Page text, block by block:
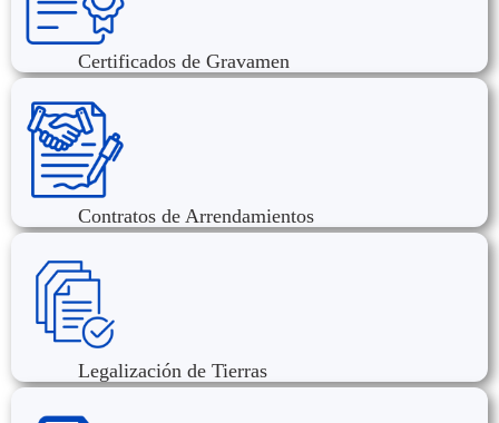
Certificados de Gravamen
Contratos de Arrendamientos
Legalización de Tierras